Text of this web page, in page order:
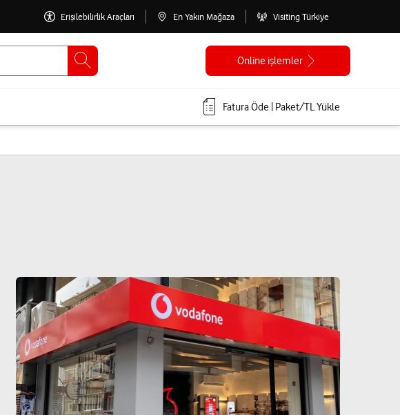
Erişilebilirlik Araçları En Yakın Mağaza Visiting Türkiye
Online işlemler
Fatura Öde | Paket/TL Yükle